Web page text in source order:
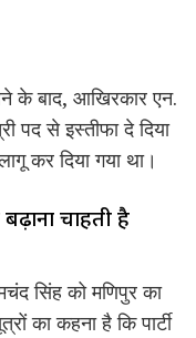
के बाद, आखिरकार एन.
पद से इस्तीफा दे दिया
कर दिया गया था।
बढ़ाना चाहती है
सिंह को मणिपुर का
का कहना है कि पार्टी